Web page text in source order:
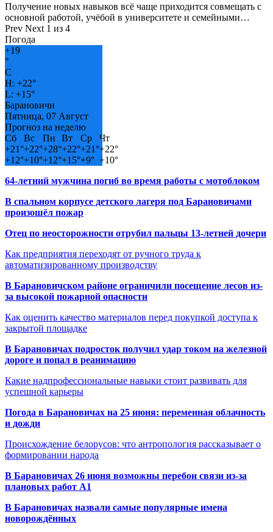
Получение новых навыков всё чаще приходится совмещать с
основной работой, учёбой в университете и семейными…
Prev Next 1 из 4
Погода
+19
°
C
H: +22°
L: +15°
Барановичи
Пятница, 07 Август
Прогноз на неделю
Сб
Вс Пн Вт Ср
Чт
+21°+22°+28°+22°+21°+22°
+12°+10°+12°+15°+9° +10°
64-летний мужчина погиб во время работы с мотоблоком
В спальном корпусе детского лагеря под Барановичами
произошёл пожар
Отец по неосторожности отрубил пальцы 13-летней дочери
Как предприятия переходят от ручного труда к
автоматизированному производству
В Барановичском районе ограничили посещение лесов из-
за высокой пожарной опасности
Как оценить качество материалов перед покупкой доступа к
закрытой площадке
В Барановичах подросток получил удар током на железной
дороге и попал в реанимацию
Какие надпрофессиональные навыки стоит развивать для
успешной карьеры
Погода в Барановичах на 25 июня: переменная облачность
и дожди
Происхождение белорусов: что антропология рассказывает о
формировании народа
В Барановичах 26 июня возможны перебои связи из-за
плановых работ A1
В Барановичах назвали самые популярные имена
новорождённых